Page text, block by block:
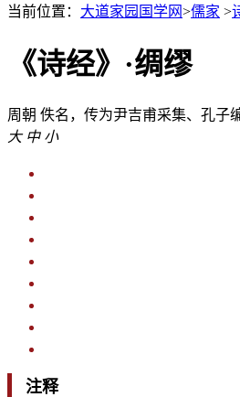
当前位置： 大道家园国学网>儒家 >
《诗经》·绸缪
周朝 佚名，传为尹吉甫采集、孔子
大 中 小
注释